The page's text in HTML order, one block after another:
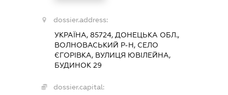
dossier.address:
УКРАЇНА, 85724, ДОНЕЦЬКА ОБЛ.,
ВОЛНОВАСЬКИЙ Р-Н, СЕЛО
ЄГОРІВКА, ВУЛИЦЯ ЮВІЛЕЙНА,
БУДИНОК 29
dossier.capital: